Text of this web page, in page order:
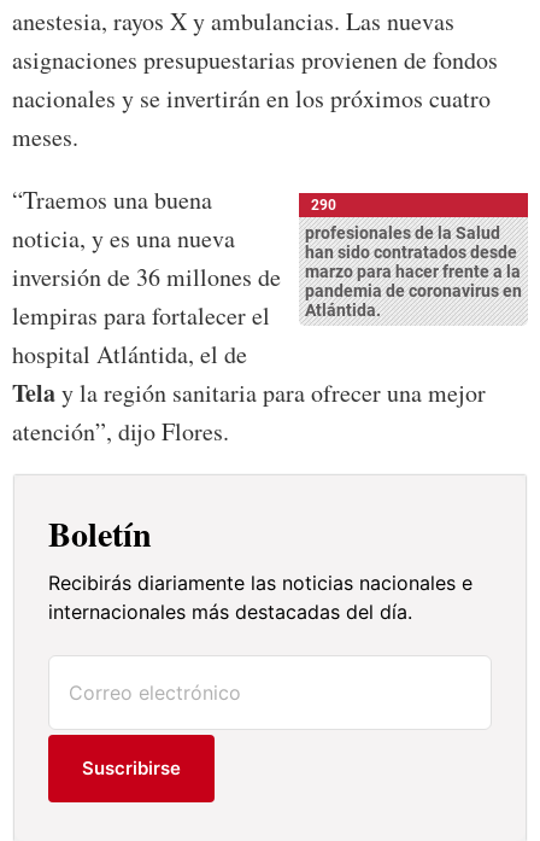
anestesia, rayos X y ambulancias. Las nuevas
asignaciones presupuestarias provienen de fondos
nacionales y se invertirán en los próximos cuatro
meses.
290
profesionales de la Salud
han sido contratados desde
marzo para hacer frente a la
pandemia de coronavirus en
Atlántida.
“Traemos una buena
noticia, y es una nueva
inversión de 36 millones de
lempiras para fortalecer el
hospital Atlántida, el de
Telay la región sanitaria para ofrecer una mejor
atención”, dijo Flores.
Boletín
Recibirás diariamente las noticias nacionales e
internacionales más destacadas del día.
Suscribirse